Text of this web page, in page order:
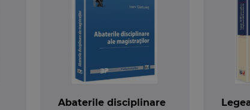
tehnico-aplicativ.
Abaterile disciplinare